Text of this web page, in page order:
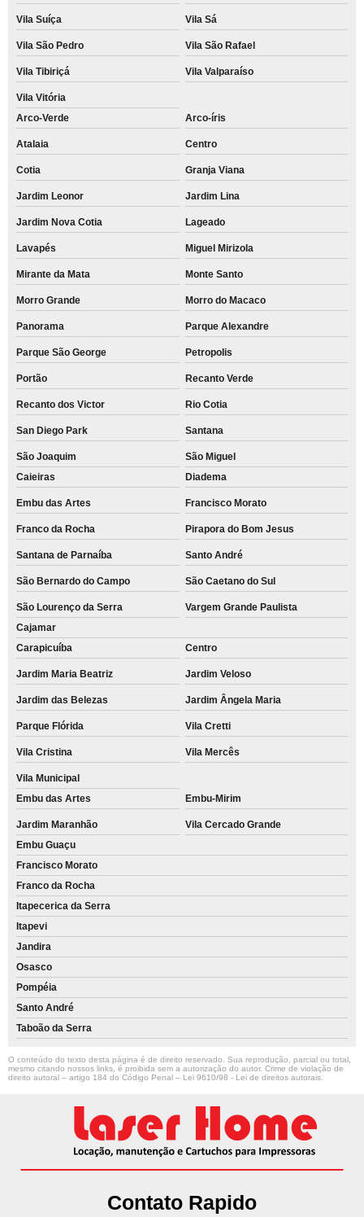
Vila Suíça Vila Sá
Vila São Pedro Vila São Rafael
Vila Tibiriçá Vila Valparaíso
Vila Vitória
Arco-Verde
Arco-íris
Atalaia Centro
Cotia Granja Viana
Jardim Leonor Jardim Lina
Jardim Nova Cotia Lageado
Lavapés Miguel Mirizola
Mirante da Mata Monte Santo
Morro Grande Morro do Macaco
Panorama Parque Alexandre
Parque São George Petropolis
Portão Recanto Verde
Recanto dos Victor Rio Cotia
San Diego Park Santana
São Joaquim
São Miguel
Caieiras
Diadema
Embu das Artes Francisco Morato
Franco da Rocha Pirapora do Bom Jesus
Santana de Parnaíba Santo André
São Bernardo do Campo São Caetano do Sul
São Lourenço da Serra
Vargem Grande Paulista
Cajamar
Carapicuíba
Centro
Jardim Maria Beatriz Jardim Veloso
Jardim das Belezas Jardim Ângela Maria
Parque Flórida Vila Cretti
Vila Cristina Vila Mercês
Vila Municipal
Embu das Artes
Embu-Mirim
Jardim Maranhão
Vila Cercado Grande
Embu Guaçu
Francisco Morato
Franco da Rocha
Itapecerica da Serra
Itapevi
Jandira
Osasco
Pompéia
Santo André
Taboão da Serra
O conteúdo do texto desta página é de direito reservado. Sua reprodução, parcial ou total,
mesmo citando nossos links, é proibida sem a autorização do autor. Crime de violação de
direito autoral – artigo 184 do Código Penal – Lei 9610/98 - Lei de direitos autorais
Contato Rapido